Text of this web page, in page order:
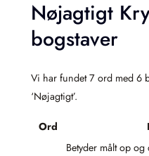
Nøjagtigt
bogstaver
Vi har fundet 7 ord med 6
‘Nøjagtigt’.
Ord
Betyder målt op